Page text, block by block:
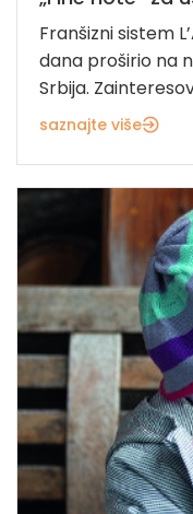
Franšizni sistem
dana proširio na
Srbija.
saznajte više